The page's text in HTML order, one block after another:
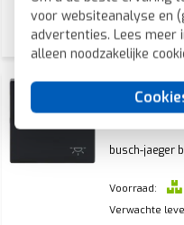
voor websiteanalyse en
advertenties. Lees meer
alleen noodzakelijke
18,17
Busch-
symbool
(1789 LI-81)
busch-jaeger
Voorraad:
Verwachte